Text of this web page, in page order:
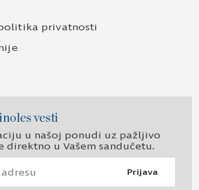
privatnosti
vesti
u našoj ponudi uz pažljivo
direktno u Vašem sandučetu.
Prijava